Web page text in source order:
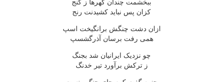
ببخشمت چندان گهرها ز گنج
کزان پس نباید کشیدنت رنج
ازان دشت چنگش برانگیخت اسپ
همی رفت برسان آذرگشسپ
چو نزدیک ایرانیان شد بجنگ
ز ترکش برآورد تیر خدنگ